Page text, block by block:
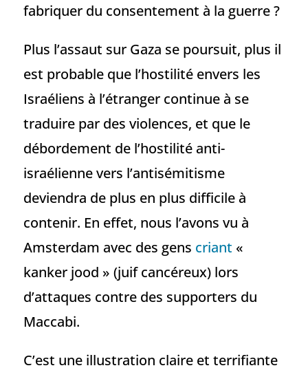
fabriquer du consentement à la guerre ?
Plus l’assaut sur Gaza se poursuit, plus il
est probable que l’hostilité envers les
Israéliens à l’étranger continue à se
traduire par des violences, et que le
débordement de l’hostilité anti-
israélienne vers l’antisémitisme
deviendra de plus en plus difficile à
contenir. En effet, nous l’avons vu à
Amsterdam avec des gens criant «
kanker jood » (juif cancéreux) lors
d’attaques contre des supporters du
Maccabi.
C’est une illustration claire et terrifiante